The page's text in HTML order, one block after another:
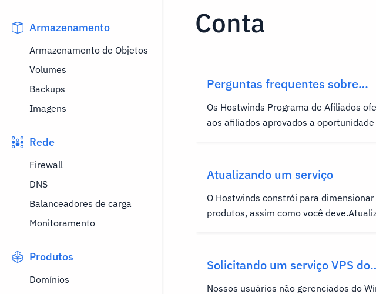
Armazenamento
Armazenamento de Objetos
Volumes
Backups
Imagens
Rede
Firewall
DNS
Balanceadores de carga
Monitoramento
Produtos
Domínios
Conta
Perguntas frequentes sobre
afiliados
Os Hostwinds Programa de Afiliados
aos afiliados aprovados a oportunidade
hospedagem da Hostwinds. Este FAQ
perguntas comuns sobre o programa.Sua
participação é regida pelo atual...
Atualizando um serviço
O Hostwinds constrói para dimensionar
produtos, assim como você
de nuvem do nosso sistema. Nota: Para
atualizar um plano de hospedagem na
conta nesta seção,...
Solicitando um serviço VPS do
Windows não gerenciado
Nossos usuários não gerenciados do